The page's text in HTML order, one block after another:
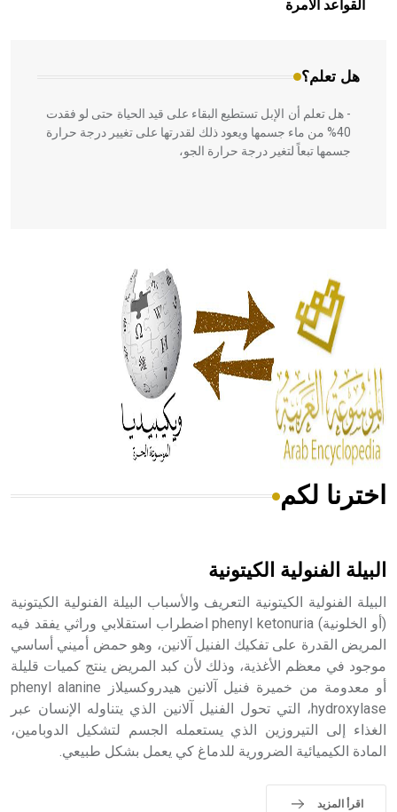
القواعد الآمرة
هل تعلم؟
المعمار على بناء مداميكه وخاصة في الواجهات
- هل تعلم أن الإبل تستطيع البقاء على قيد الحياة حتى لو فقدت
40% من ماء جسمها ويعود ذلك لقدرتها على تغيير درجة حرارة
جسمها تبعاً لتغير درجة حرارة الجو،
الحكم، الأدلة، تنظيم التغذية، ورسالته في جروح الرأس. ويعود
له الفضل بأنه حرر الطب من الدين والفلسفة.
- هل تعلم أن المرجان إفراز حيواني يتكون في البحر ويتركب
من مادة كربونات الكلسيوم، وهو أحمر أو شديد الحمرة وهو
أجود أنواعه، ويمتاز بكبر الحجم ويسمى الش
هل تعلم أن الأبسيد كلمة فرنسية اللفظ تم اعتمادها مصطلحاً
- هل تعلم أن أبجر Abgar اسم معروف جيداً يعود إلى عدد من
الملوك الذين حكموا مدينة إديسا (الرها) من أبجر الأول وحتى
التاسع، وهم ينتسبون إلى أسرة أوسروين
sign تكتب منفصلة غير متصلة، وتعتمد المبدأ الأكوروفوني،
اخترنا لكم
البيلة الفنولية الكيتونية
البيلة الفنولية الكيتونية التعريف والأسباب البيلة الفنولية الكيتونية
(أو الخلونية) phenyl ketonuria اضطراب استقلابي وراثي يفقد فيه
المريض القدرة على تفكيك الفنيل آلانين، وهو حمض أميني أساسي
موجود في معظم الأغذية، وذلك لأن كبد المريض ينتج كميات قليلة
أو معدومة من خميرة فنيل آلانين هيدروكسيلاز phenyl alanine
hydroxylase، التي تحول الفنيل آلانين الذي يتناوله الإنسان عبر
الغذاء إلى التيروزين الذي يستعمله الجسم لتشكيل الدوبامين،
المادة الكيميائية الضرورية للدماغ كي يعمل بشكل طبيعي.
اقرأ المزيد